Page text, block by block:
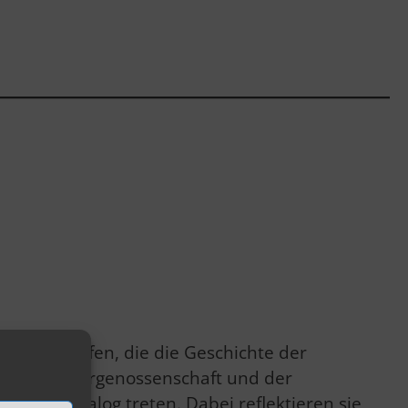
werfen, die die Geschichte der
Künstlergenossenschaft und der
in Dialog treten. Dabei reflektieren sie